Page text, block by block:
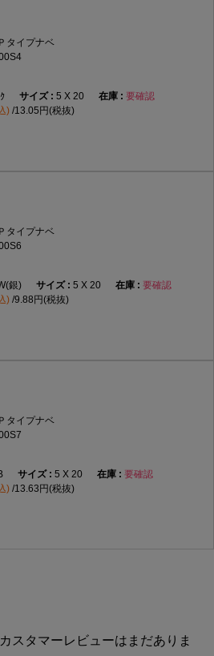
タイプナベ
5 X 20
要確認
) 13.05円(税抜)
タイプナベ
銀) 5 X 20
要確認
) 9.88円(税抜)
タイプナベ
5 X 20
要確認
) 13.63円(税抜)
スタマーレビューはまだありま